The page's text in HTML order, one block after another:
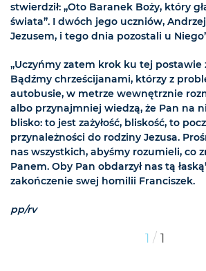
stwierdził: „Oto Baranek Boży, który
świata”. I dwóch jego uczniów, Andrzej
Jezusem, i tego dnia pozostali u
„Uczyńmy zatem krok ku tej postawie
Bądźmy chrześcijanami, którzy z
autobusie, w metrze wewnętrznie
albo przynajmniej wiedzą, że Pan na
blisko: to jest zażyłość, bliskość, to
przynależności do rodziny Jezusa.
nas wszystkich, abyśmy rozumieli, co
Panem. Oby Pan obdarzył nas tą
zakończenie swej homilii Franciszek.
pp/rv
1 / 1